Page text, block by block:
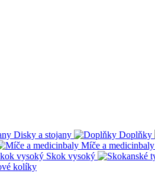
Disky a stojany Doplňky
Míče a medicinbaly
Skok vysoký
kolíky